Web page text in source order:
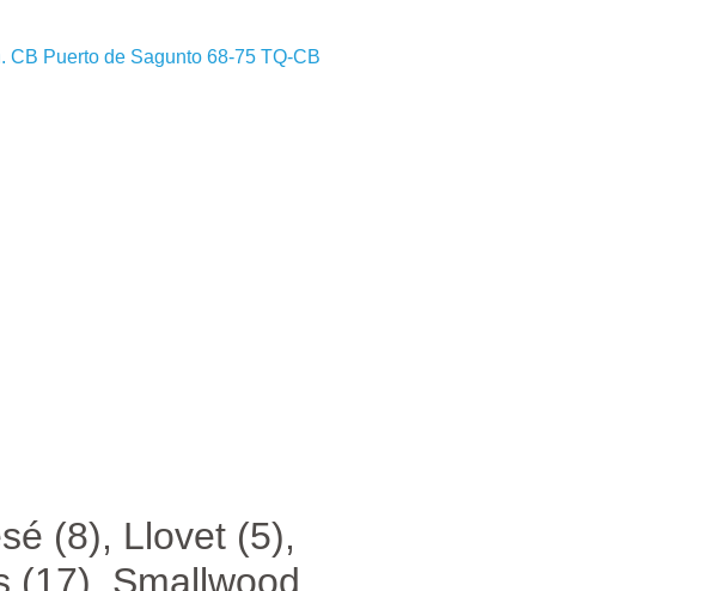
CB Puerto de Sagunto 68-75 TQ-CB
(8), Llovet (5),
(17), Smallwood